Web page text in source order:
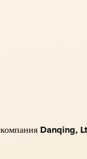
компания Danqing,